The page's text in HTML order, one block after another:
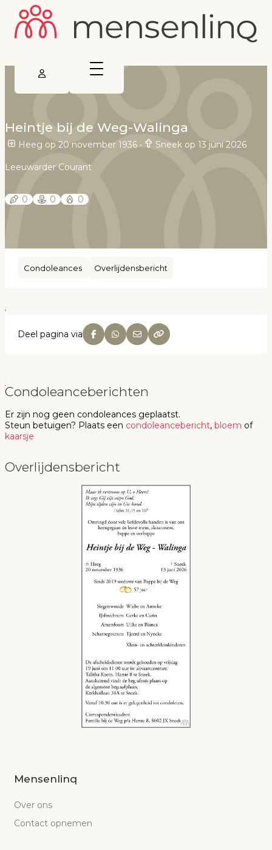
Heintje bij de Weg-Walinga
Heeg op 20 november 1936 • Sneek op 13 juni 2026
Leeuwarder Courant
0 0 0
Condoleances Overlijdensbericht
Deel pagina via
Condoleanceberichten
Er zijn nog geen condoleances geplaatst.
Steun betuigen? Plaats een condoleancebericht, bloem of
kaarsje
Overlijdensbericht
Mensenlinq
Over ons
Contact opnemen